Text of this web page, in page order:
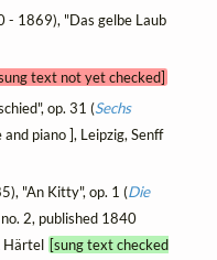
- 1869), "Das gelbe Laub
text not yet checked]
op. 31 (Sechs
piano ], Leipzig, Senff
"An Kitty", op. 1 (Die
2, published 1840
Härtel [sung text checked